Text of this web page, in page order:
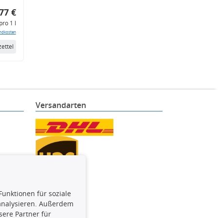
€
1 l
Versandarten
für soziale
Außerdem
Partner für